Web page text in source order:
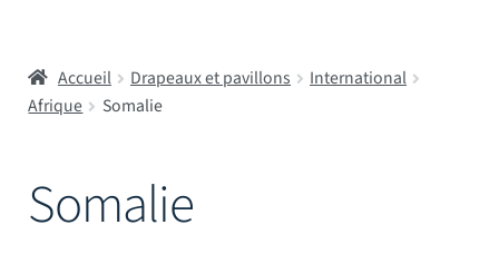
Écoles
Mâts
Accueil Drapeaux et pavillons
International
Afrique
Somalie
Somalie